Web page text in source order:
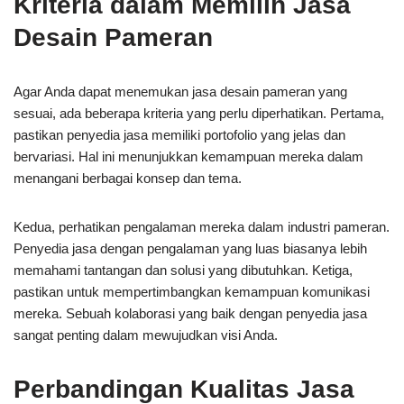
Desain Pameran
Agar Anda dapat menemukan jasa desain pameran yang
sesuai, ada beberapa kriteria yang perlu diperhatikan. Pertama,
pastikan penyedia jasa memiliki portofolio yang jelas dan
bervariasi. Hal ini menunjukkan kemampuan mereka dalam
menangani berbagai konsep dan tema.
Kedua, perhatikan pengalaman mereka dalam industri pameran.
Penyedia jasa dengan pengalaman yang luas biasanya lebih
memahami tantangan dan solusi yang dibutuhkan. Ketiga,
pastikan untuk mempertimbangkan kemampuan komunikasi
mereka. Sebuah kolaborasi yang baik dengan penyedia jasa
sangat penting dalam mewujudkan visi Anda.
Perbandingan Kualitas Jasa